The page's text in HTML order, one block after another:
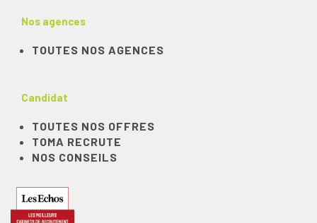
Nos agences
TOUTES NOS AGENCES
Candidat
TOUTES NOS OFFRES
TOMA RECRUTE
NOS CONSEILS